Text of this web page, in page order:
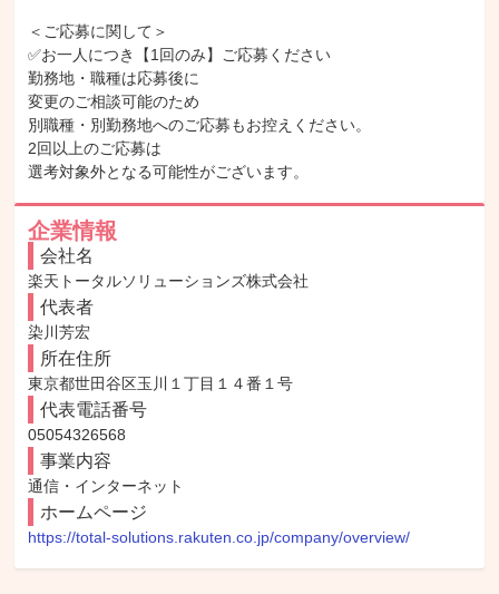
＜ご応募に関して＞
✅お一人につき【1回のみ】ご応募ください
勤務地・職種は応募後に
変更のご相談可能のため
別職種・別勤務地へのご応募もお控えください。
2回以上のご応募は
選考対象外となる可能性がございます。
企業情報
会社名
楽天トータルソリューションズ株式会社
代表者
染川芳宏
所在住所
東京都世田谷区玉川１丁目１４番１号
代表電話番号
05054326568
事業内容
通信・インターネット
ホームページ
https://total-solutions.rakuten.co.jp/company/overview/